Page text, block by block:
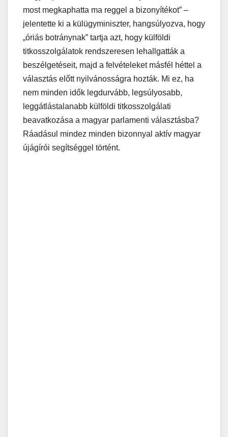
most megkaphatta ma reggel a bizonyítékot” –
jelentette ki a külügyminiszter, hangsúlyozva, hogy
„óriás botránynak” tartja azt, hogy külföldi
titkosszolgálatok rendszeresen lehallgatták a
beszélgetéseit, majd a felvételeket másfél héttel a
választás előtt nyilvánosságra hozták. Mi ez, ha
nem minden idők legdurvább, legsúlyosabb,
leggátlástalanabb külföldi titkosszolgálati
beavatkozása a magyar parlamenti választásba?
Ráadásul mindez minden bizonnyal aktív magyar
újágírói segítséggel történt.